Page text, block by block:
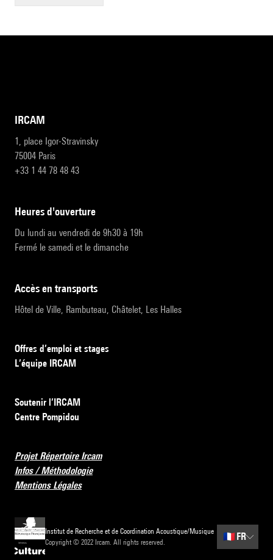
IRCAM
1, place Igor-Stravinsky
75004 Paris
+33 1 44 78 48 43
heures d'ouverture
Du lundi au vendredi de 9h30 à 19h
Fermé le samedi et le dimanche
accès en transports
Hôtel de Ville, Rambuteau, Châtelet, Les Halles
Offres d’emploi et stages
L’équipe IRCAM
Soutenir l’IRCAM
Centre Pompidou
Projet Répertoire Ircam
Infos / Méthodologie
Mentions Légales
Institut de Recherche et de Coordination Acoustique/Musique
Copyright © 2022 Ircam. All rights reserved.
🇫🇷 FR